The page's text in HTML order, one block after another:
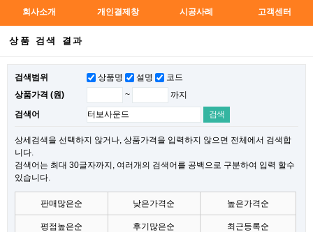
회사소개 개인결제창 시공사례 고객센터
상품 검색 결과
검색범위 상품명 설명
코드
상품가격 (원)
~ 까지
검색어
상세검색을 선택하지 않거나, 상품가격을 입력하지 않으면 전체에서 검색합
니다.
검색어는 최대 30글자까지, 여러개의 검색어를 공백으로 구분하여 입력 할수
있습니다.
판매많은순 낮은가격순 높은가격순
평점높은순 후기많은순 최근등록순